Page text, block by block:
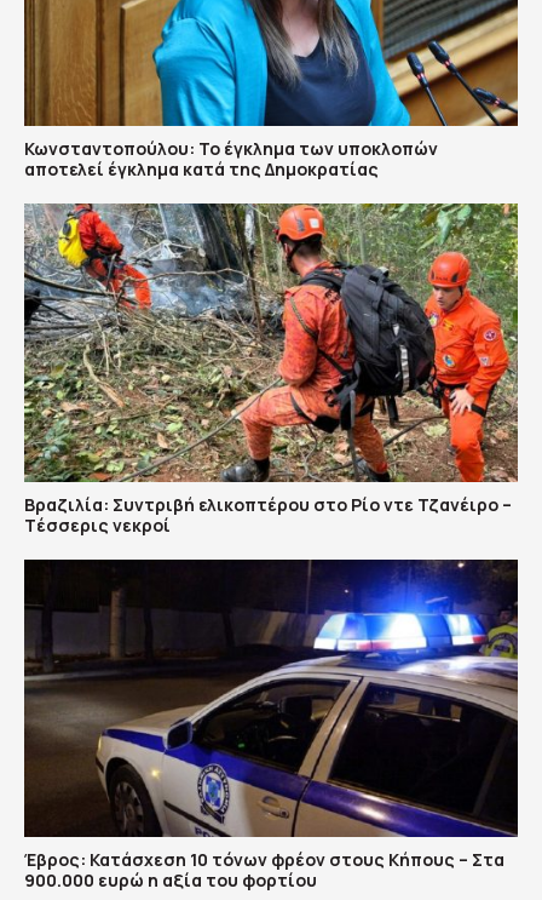
Κωνσταντοπούλου: Το έγκλημα των υποκλοπών
αποτελεί έγκλημα κατά της Δημοκρατίας
Βραζιλία: Συντριβή ελικοπτέρου στο Ρίο ντε Τζανέιρο –
Tέσσερις νεκροί
Έβρος: Κατάσχεση 10 τόνων φρέον στους Κήπους – Στα
900.000 ευρώ η αξία του φορτίου